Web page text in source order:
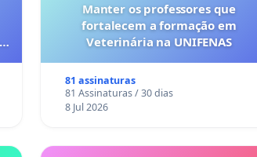
Manter os professores que
fortalecem a formação em
Veterinária na UNIFENAS
81 assinaturas
81 Assinaturas / 30 dias
8 Jul 2026